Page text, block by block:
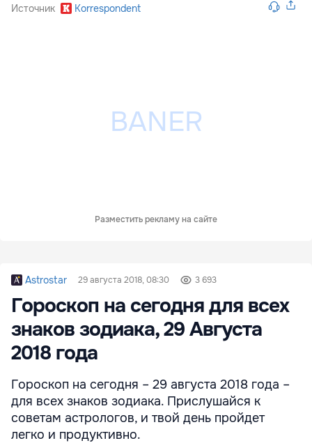
Источник Korrespondent
Разместить рекламу на сайте
Astrostar 29 августа 2018, 08:30 3 693
Гороскоп на сегодня для всех
знаков зодиака, 29 Августа
2018 года
Гороскоп на сегодня – 29 августа 2018 года –
для всех знаков зодиака. Прислушайся к
советам астрологов, и твой день пройдет
легко и продуктивно.